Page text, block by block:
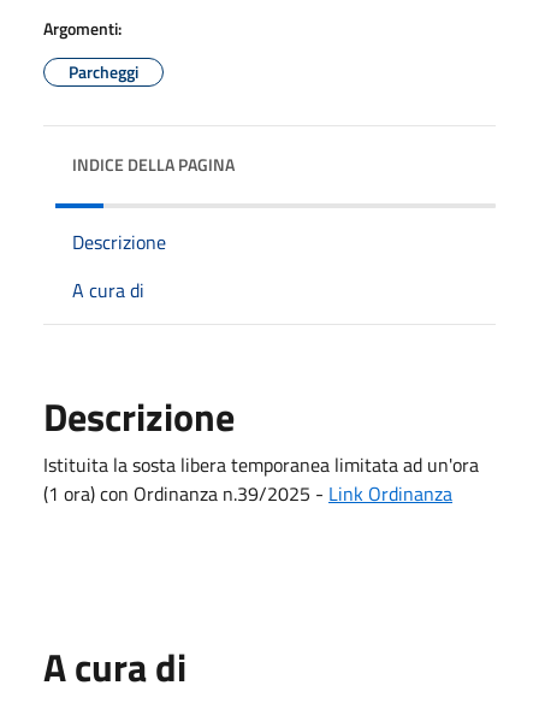
Argomenti:
Parcheggi
INDICE DELLA PAGINA
Descrizione
A cura di
Descrizione
Istituita la sosta libera temporanea limitata ad un'ora
(1 ora) con Ordinanza n.39/2025 - Link Ordinanza
A cura di